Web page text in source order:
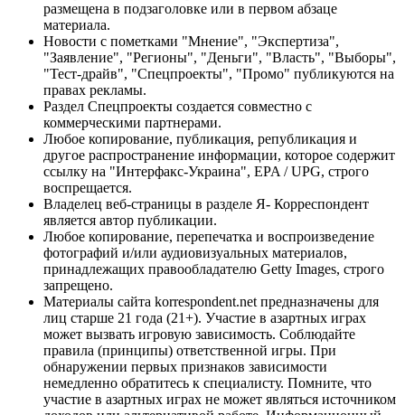
размещена в подзаголовке или в первом абзаце
материала.
Новости с пометками "Мнение", "Экспертиза",
"Заявление", "Регионы", "Деньги", "Власть", "Выборы",
"Тест-драйв", "Спецпроекты", "Промо" публикуются на
правах рекламы.
Раздел Спецпроекты создается совместно с
коммерческими партнерами.
Любое копирование, публикация, републикация и
другое распространение информации, которое содержит
ссылку на "Интерфакс-Украина", EPA / UPG, строго
воспрещается.
Владелец веб-страницы в разделе Я- Корреспондент
является автор публикации.
Любое копирование, перепечатка и воспроизведение
фотографий и/или аудиовизуальных материалов,
принадлежащих правообладателю Getty Images, строго
запрещено.
Материалы сайта korrespondent.net предназначены для
лиц старше 21 года (21+). Участие в азартных играх
может вызвать игровую зависимость. Соблюдайте
правила (принципы) ответственной игры. При
обнаружении первых признаков зависимости
немедленно обратитесь к специалисту. Помните, что
участие в азартных играх не может являться источником